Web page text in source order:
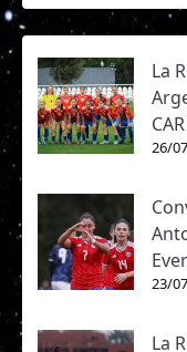
La
26/
23/
La